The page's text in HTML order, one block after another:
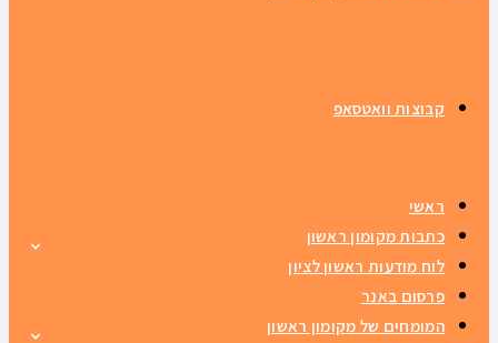
קבוצות וואטסאפ
ראשי
כתבות מקומון ראשון
לוח מודעות ראשון לציון
פרסום באנר
המומחים של מקומון ראשון